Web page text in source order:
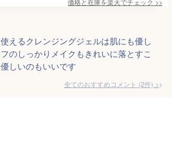
えるクレンジングジェルは肌にも優し
のしっかりメイクもきれいに落とすこ
しいのもいいです
全てのおすすめコメント (2件) >